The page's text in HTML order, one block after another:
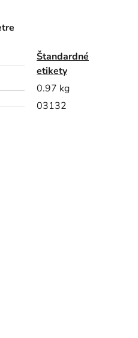
Štandardné
etikety
0.97 kg
03132